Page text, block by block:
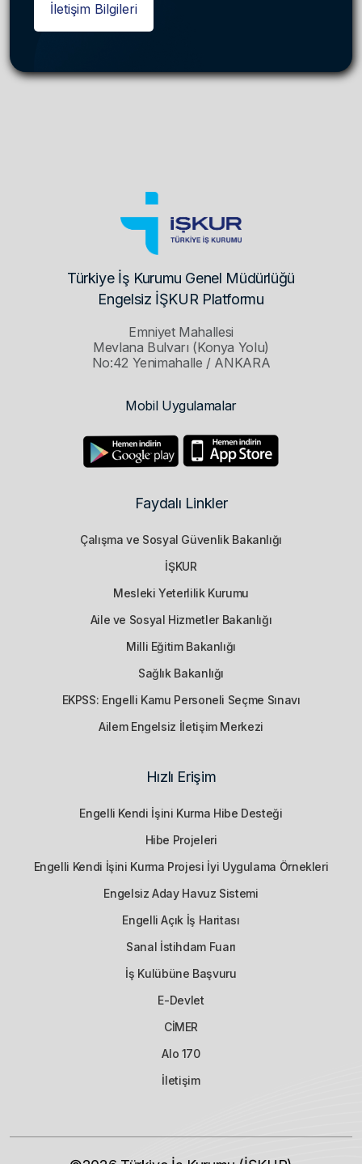
İletişim Bilgileri
Türkiye İş Kurumu Genel Müdürlüğü
Engelsiz İŞKUR Platformu
Emniyet Mahallesi
Mevlana Bulvarı (Konya Yolu)
No:42 Yenimahalle / ANKARA
Mobil Uygulamalar
Faydalı Linkler
Çalışma ve Sosyal Güvenlik Bakanlığı
İŞKUR
Mesleki Yeterlilik Kurumu
Aile ve Sosyal Hizmetler Bakanlığı
Milli Eğitim Bakanlığı
Sağlık Bakanlığı
EKPSS: Engelli Kamu Personeli Seçme Sınavı
Ailem Engelsiz İletişim Merkezi
Hızlı Erişim
Engelli Kendi İşini Kurma Hibe Desteği
Hibe Projeleri
Engelli Kendi İşini Kurma Projesi İyi Uygulama Örnekleri
Engelsiz Aday Havuz Sistemi
Engelli Açık İş Haritası
Sanal İstihdam Fuarı
İş Kulübüne Başvuru
E-Devlet
CİMER
Alo 170
İletişim